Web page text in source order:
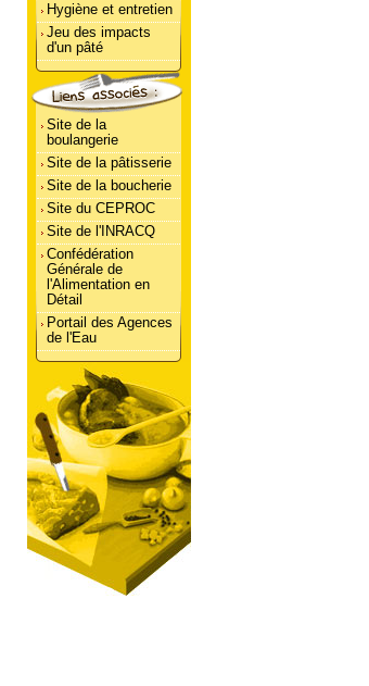
Hygiène et entretien
Jeu des impacts
d'un pâté
Site de la
boulangerie
Site de la pâtisserie
Site de la boucherie
Site du CEPROC
Site de l'INRACQ
Confédération
Générale de
l'Alimentation en
Détail
Portail des Agences
de l'Eau